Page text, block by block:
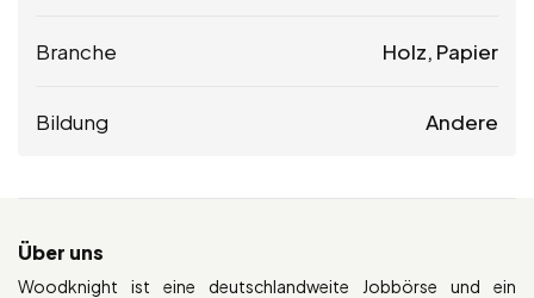
Branche Holz, Papier
Bildung Andere
Über uns
Woodknight ist eine deutschlandweite Jobbörse und ein